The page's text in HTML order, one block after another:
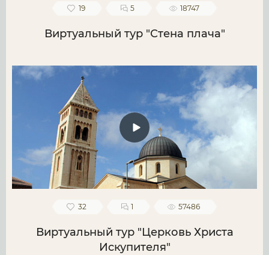
19 5 18747
Виртуальный тур "Стена плача"
32 1 57486
Виртуальный тур "Церковь Христа
Искупителя"